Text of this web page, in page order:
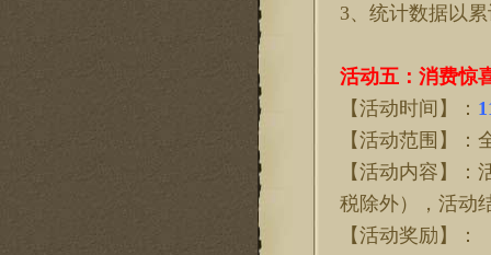
3、统计数据以
活动五：消费惊
【活动时间】：
【活动范围】：
【活动内容】：
税除外），活动
【活动奖励】：